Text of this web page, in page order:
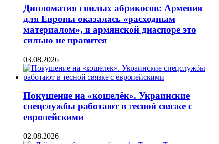
Дипломатия гнилых абрикосов: Армения
для Европы оказалась «расходным
материалом», и армянской диаспоре это
сильно не нравится
03.08.2026
Покушение на «кошелёк». Украинские
спецслужбы работают в тесной связке с
европейскими
02.08.2026